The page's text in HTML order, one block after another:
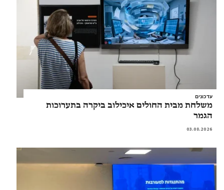
עדכונים
משלחת מבית החולים איכילוב ביקרה בתערוכות
הגמר
03.08.2026